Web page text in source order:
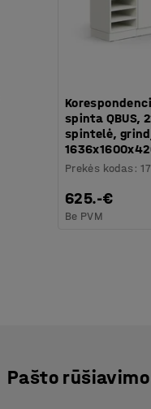
spinta QBUS,
spintelė,
Prekės kodas :
625.-€
Be PVM
Pašto